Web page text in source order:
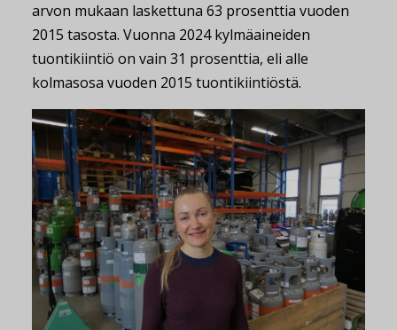
arvon mukaan laskettuna 63 prosenttia vuoden
2015 tasosta. Vuonna 2024 kylmäaineiden
tuontikiintiö on vain 31 prosenttia, eli alle
kolmasosa vuoden 2015 tuontikiintiöstä.